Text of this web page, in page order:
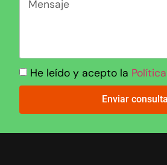
He leído y acepto la
Enviar consulta